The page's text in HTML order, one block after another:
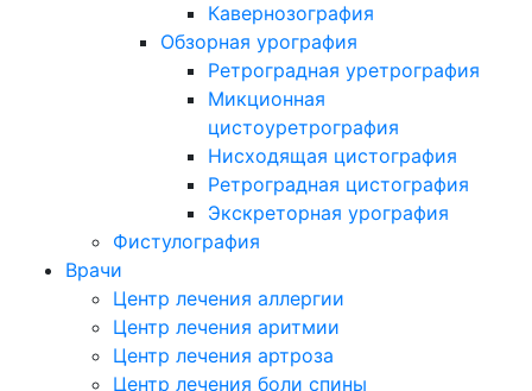
Кавернозография
Обзорная урография
Ретроградная уретрография
Микционная
цистоуретрография
Нисходящая цистография
Ретроградная цистография
Экскреторная урография
Фистулография
Врачи
Центр лечения аллергии
Центр лечения аритмии
Центр лечения артроза
Центр лечения боли спины